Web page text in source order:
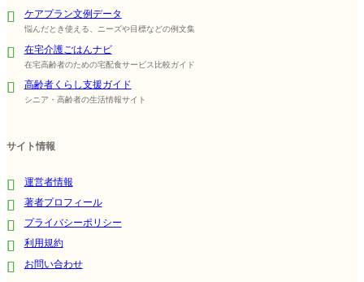
ケアプラン文例データ
悩んだとき使える、ニーズや目標などの例文集
在宅介護ごはんナビ
在宅高齢者のための宅配食サービス比較ガイド
高齢者くらし支援ガイド
シニア・高齢者の生活情報サイト
サイト情報
運営者情報
著者プロフィール
プライバシーポリシー
利用規約
お問い合わせ